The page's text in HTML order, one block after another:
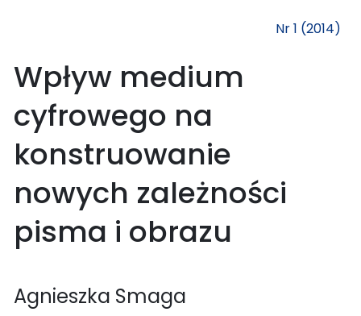
Nr 1 (2014)
Wpływ medium
cyfrowego na
konstruowanie
nowych zależności
pisma i obrazu
Agnieszka Smaga